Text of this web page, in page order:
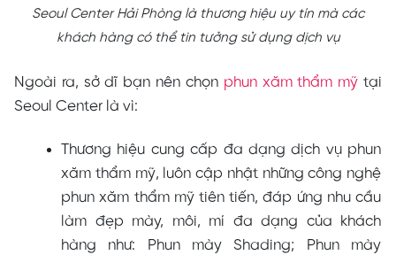
Seoul Center Hải Phòng là thương hiệu uy tín mà các
khách hàng có thể tin tưởng sử dụng dịch vụ
Ngoài ra, sở dĩ bạn nên chọn phun xăm thẩm mỹ tại
Seoul Center là vì:
Thương hiệu cung cấp đa dạng dịch vụ phun
xăm thẩm mỹ, luôn cập nhật những công nghệ
phun xăm thẩm mỹ tiên tiến, đáp ứng nhu cầu
làm đẹp mày, môi, mí đa dạng của khách
hàng như: Phun mày Shading; Phun mày